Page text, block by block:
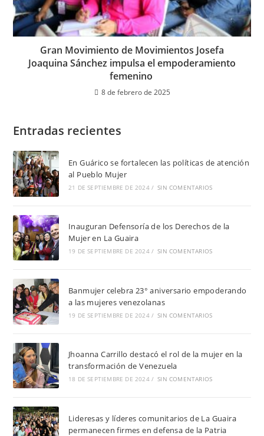
Gran Movimiento de Movimientos Josefa
Joaquina Sánchez impulsa el empoderamiento
femenino
8 de febrero de 2025
Entradas recientes
En Guárico se fortalecen las políticas de atención
al Pueblo Mujer
21 DE SEPTIEMBRE DE 2024 / SIN COMENTARIOS
Inauguran Defensoría de los Derechos de la
Mujer en La Guaira
19 DE SEPTIEMBRE DE 2024 / SIN COMENTARIOS
Banmujer celebra 23° aniversario empoderando
a las mujeres venezolanas
19 DE SEPTIEMBRE DE 2024 / SIN COMENTARIOS
Jhoanna Carrillo destacó el rol de la mujer en la
transformación de Venezuela
18 DE SEPTIEMBRE DE 2024 / SIN COMENTARIOS
Lideresas y líderes comunitarios de La Guaira
permanecen firmes en defensa de la Patria